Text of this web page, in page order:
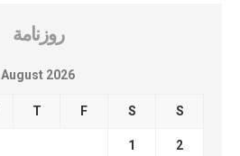
روزنامة
August 2026
T F S S
1 2